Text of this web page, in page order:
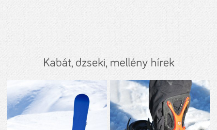
Kabát, dzseki, mellény hírek